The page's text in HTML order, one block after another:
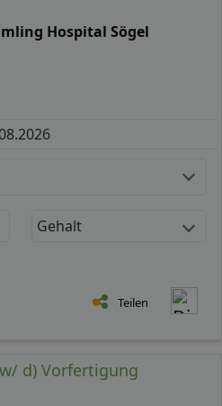
Hospital Sögel
Gehalt
Teilen
d) Vorfertigung